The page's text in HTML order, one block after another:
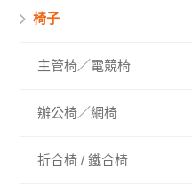
椅子
主管椅／電競椅
辦公椅／網椅
折合椅 / 鐵合椅